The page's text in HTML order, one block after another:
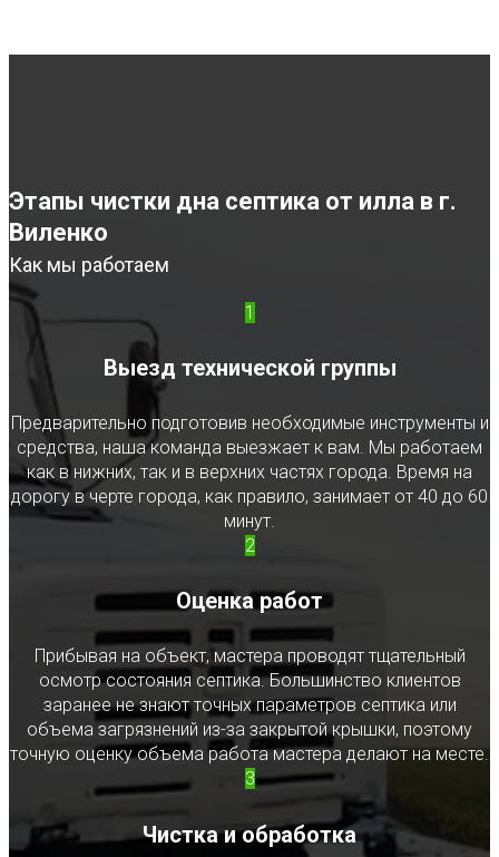
Этапы чистки дна септика от илла в г.
Виленко
Как мы работаем
1
Выезд технической группы
Предварительно подготовив необходимые инструменты и
средства, наша команда выезжает к вам. Мы работаем
как в нижних, так и в верхних частях города. Время на
дорогу в черте города, как правило, занимает от 40 до 60
минут.
2
Оценка работ
Прибывая на объект, мастера проводят тщательный
осмотр состояния септика. Большинство клиентов
заранее не знают точных параметров септика или
объема загрязнений из-за закрытой крышки, поэтому
точную оценку объема работа мастера делают на месте.
3
Чистка и обработка